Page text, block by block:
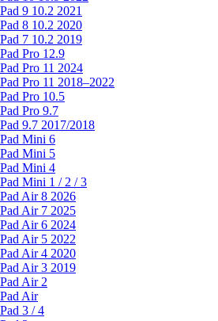
9 10.2 2021
8 10.2 2020
7 10.2 2019
Pro 12.9
Pro 11 2024
Pro 11 2018–2022
Pro 10.5
Pro 9.7
9.7 2017/2018
Mini 6
Mini 5
Mini 4
Mini 1 / 2 / 3
Air 8 2026
Air 7 2025
Air 6 2024
Air 5 2022
Air 4 2020
Air 3 2019
Air 2
Air
3 / 4